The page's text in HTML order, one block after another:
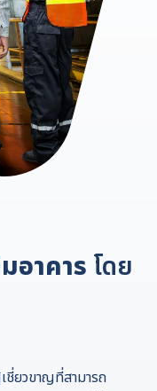
อาคาร โดย
ชี่ยวขาญที่สามารถ